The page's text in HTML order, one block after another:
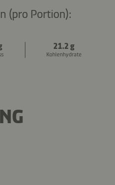
(pro Portion):
21.2 g
Kohlenhydrate